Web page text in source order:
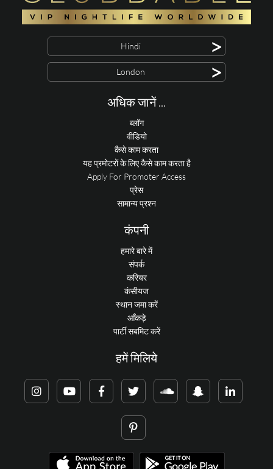
Hindi >
London >
अधिक जानें ...
ब्लॉग
वीडियो
कैसे काम करता
यह प्रमोटरों के लिए कैसे काम करता है
Apply For Promoter Access
प्रेस
सामान्य प्रश्न
कंपनी
हमारे बारे में
संपर्क
करियर
कंसीयज
स्थान जमा करें
आँकड़े
पार्टी सबमिट करें
हमें मिलिये